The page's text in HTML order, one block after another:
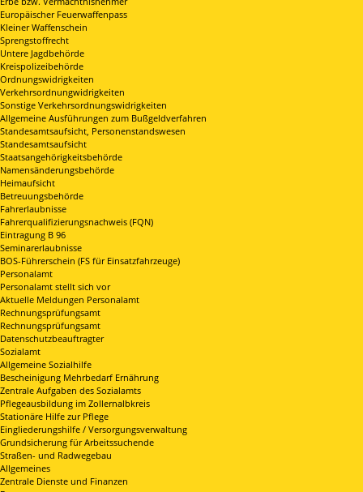
Europäischer Feuerwaffenpass
Kleiner Waffenschein
Sprengstoffrecht
Untere Jagdbehörde
Kreispolizeibehörde
Ordnungswidrigkeiten
Verkehrsordnungwidrigkeiten
Sonstige Verkehrsordnungswidrigkeiten
Allgemeine Ausführungen zum Bußgeldverfahren
Standesamtsaufsicht, Personenstandswesen
Standesamtsaufsicht
Staatsangehörigkeitsbehörde
Namensänderungsbehörde
Heimaufsicht
Betreuungsbehörde
Fahrerlaubnisse
Fahrerqualifizierungsnachweis (FQN)
Eintragung B 96
Seminarerlaubnisse
BOS-Führerschein (FS für Einsatzfahrzeuge)
Personalamt
Personalamt stellt sich vor
Aktuelle Meldungen Personalamt
Rechnungsprüfungsamt
Rechnungsprüfungsamt
Datenschutzbeauftragter
Sozialamt
Allgemeine Sozialhilfe
Bescheinigung Mehrbedarf Ernährung
Zentrale Aufgaben des Sozialamts
Pflegeausbildung im Zollernalbkreis
Stationäre Hilfe zur Pflege
Eingliederungshilfe / Versorgungsverwaltung
Grundsicherung für Arbeitssuchende
Straßen- und Radwegebau
Allgemeines
Zentrale Dienste und Finanzen